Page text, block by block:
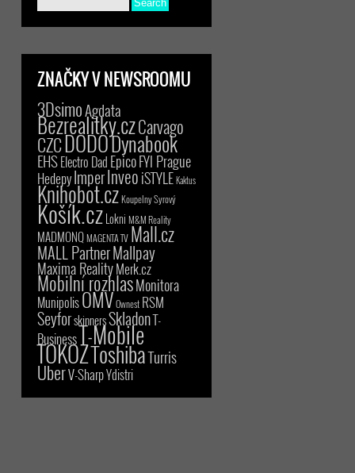
ZNAČKY V NEWSROOMU
3DsimoAgdata
Bezrealitky.czCarvago
CZCDODODynabook
EHSElectro Dad EpicoFYI Prague
HedepyImperInveoiSTYLE Kaktus
Knihobot.czKoupelny Syrový
Košík.czLokni M&M Reality
MADMONQMAGENTA TV Mall.cz
MALL PartnerMallpay
Maxima RealityMerk.cz
Mobilní rozhlasMonitora
MunipolisOMVOwnest RSM
SeyforskinnersSkladonT-
BusinessT-Mobile
TOKOZToshibaTurris
UberV-SharpYdistri